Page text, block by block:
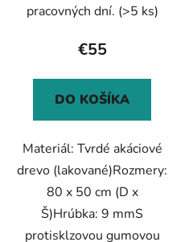
pracovných dní. (>5 ks)
€55
DO KOŠÍKA
Materiál: Tvrdé akáciové
drevo (lakované)Rozmery:
80 x 50 cm (D x
Š)Hrúbka: 9 mmS
protisklzovou gumovou